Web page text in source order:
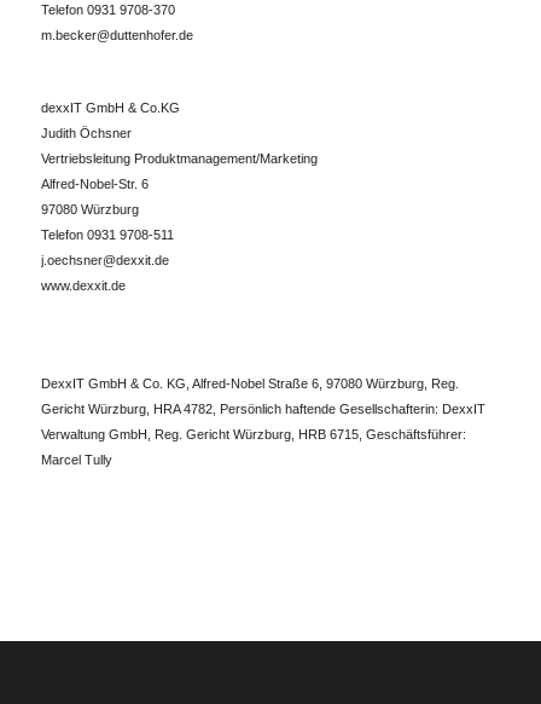
Telefon 0931 9708-370
m.becker@duttenhofer.de
dexxIT GmbH & Co.KG
Judith Öchsner
Vertriebsleitung Produktmanagement/Marketing
Alfred-Nobel-Str. 6
97080 Würzburg
Telefon 0931 9708-511
j.oechsner@dexxit.de
www.dexxit.de
DexxIT GmbH & Co. KG, Alfred-Nobel Straße 6, 97080 Würzburg, Reg.
Gericht Würzburg, HRA 4782, Persönlich haftende Gesellschafterin: DexxIT
Verwaltung GmbH, Reg. Gericht Würzburg, HRB 6715, Geschäftsführer:
Marcel Tully